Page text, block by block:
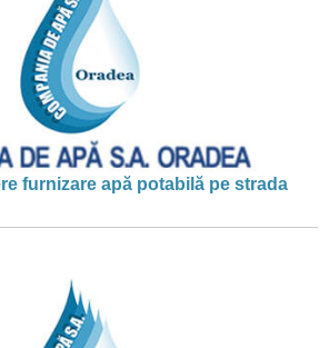
furnizare apă potabilă pe strada